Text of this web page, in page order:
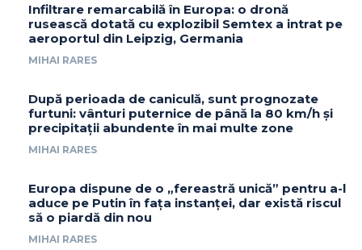
Infiltrare remarcabilă în Europa: o dronă
rusească dotată cu explozibil Semtex a intrat pe
aeroportul din Leipzig, Germania
MIHAI RARES
După perioada de caniculă, sunt prognozate
furtuni: vânturi puternice de până la 80 km/h și
precipitații abundente în mai multe zone
MIHAI RARES
Europa dispune de o „fereastră unică” pentru a-l
aduce pe Putin în fața instanței, dar există riscul
să o piardă din nou
MIHAI RARES